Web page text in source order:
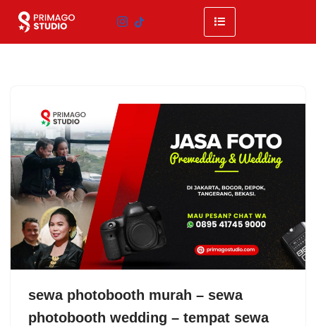
sewa photobooth murah – sewa
photobooth wedding – tempat sewa